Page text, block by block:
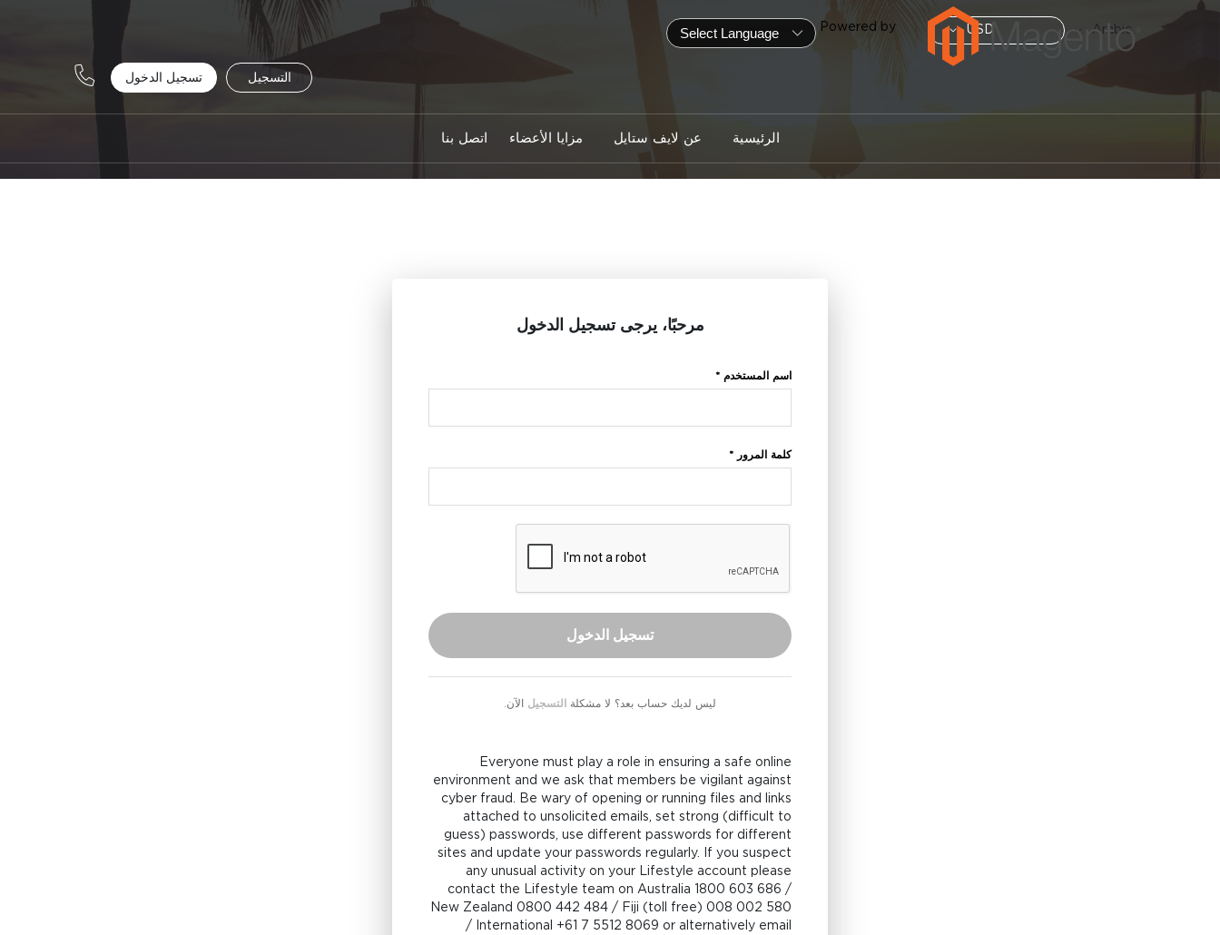
Powered by لغة
Arabic العملة USD
التسجيل تسجيل الدخول
الرئيسية عن لايف ستايل مزايا الأعضاء اتصل بنا
مرحبًا، يرجى تسجيل الدخول
اسم المستخدم *
كلمة المرور *
تسجيل الدخول
ليس لديك حساب بعد؟ لا مشكلة التسجيل الآن.
Everyone must play a role in ensuring a safe online
environment and we ask that members be vigilant against
cyber fraud. Be wary of opening or running files and links
attached to unsolicited emails, set strong (difficult to
guess) passwords, use different passwords for different
sites and update your passwords regularly. If you suspect
any unusual activity on your Lifestyle account please
contact the Lifestyle team on Australia 1800 603 686 /
New Zealand 0800 442 484 / Fiji (toll free) 008 002 580
/ International +61 7 5512 8069 or alternatively email